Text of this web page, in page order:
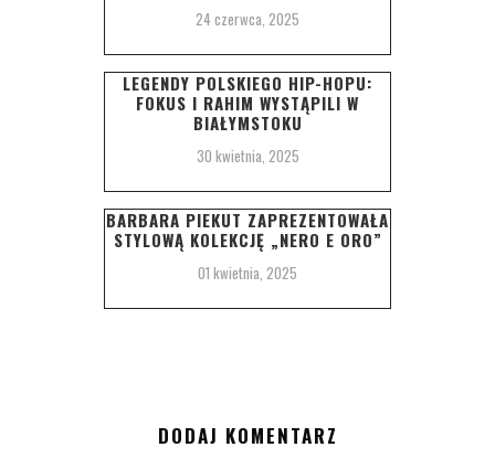
24 czerwca, 2025
LEGENDY POLSKIEGO HIP-HOPU:
FOKUS I RAHIM WYSTĄPILI W
BIAŁYMSTOKU
30 kwietnia, 2025
BARBARA PIEKUT ZAPREZENTOWAŁA
STYLOWĄ KOLEKCJĘ „NERO E ORO”
01 kwietnia, 2025
DODAJ KOMENTARZ